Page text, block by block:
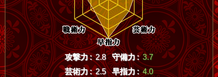
攻撃力 : 2.8 守備力 : 3.7
芸術力 : 2.5 早指力 : 4.0